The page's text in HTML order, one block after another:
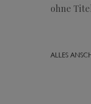
ohne
ALLES